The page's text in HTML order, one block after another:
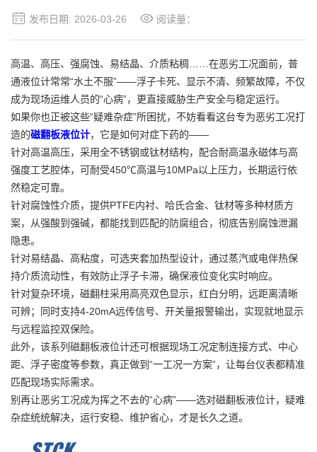
发布日期: 2026-03-26 阅读量：
高温、高压、强腐蚀、易结晶、介质粘稠……在恶劣工况面前，普
通液位计常常“水土不服”——浮子卡死、显示不清、频繁故障，不仅
成为现场运维人员的“心病”，更直接威胁生产安全与稳定运行。
如果你也正被这些“疑难杂症”所困扰，不妨看看这台专为恶劣工况打
造的磁翻板液位计，它是如何对症下药的——
针对高温高压，采用全不锈钢或钛材结构，配合耐高温永磁体与高
强度工艺腔体，可耐受450℃高温与10MPa以上压力，长期运行依
然稳定可靠。
针对腐蚀性介质，提供PTFE内衬、哈氏合金、钛材等多种材质方
案，从强酸到强碱，都能找到匹配的防腐组合，彻底告别腐蚀泄漏
隐患。
针对易结晶、高粘度，可选夹套加热型设计，通过蒸汽或电伴热保
持介质流动性，有效防止浮子卡滞，确保液位变化实时响应。
针对复杂环境，磁翻柱采用高亮双色显示，红白分明，远距离清晰
可辨；同时支持4-20mA远传信号、开关量报警输出，实现就地显示
与远程监控双保险。
此外，该系列磁翻板液位计还可根据现场工况定制连接方式、中心
距、浮子密度等参数，真正做到“一工况一方案”，让每台仪表都精准
匹配现场实际需求。
别再让恶劣工况成为挥之不去的“心病”——选对磁翻板液位计，疑难
杂症统统解决，运行安稳、维护省心，才是长久之道。